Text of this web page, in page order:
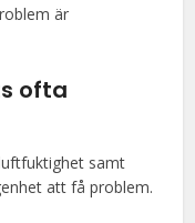
är
ofta
samt
att få problem.